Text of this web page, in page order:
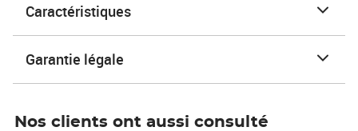
Caractéristiques
Garantie légale
Nos clients ont aussi consulté